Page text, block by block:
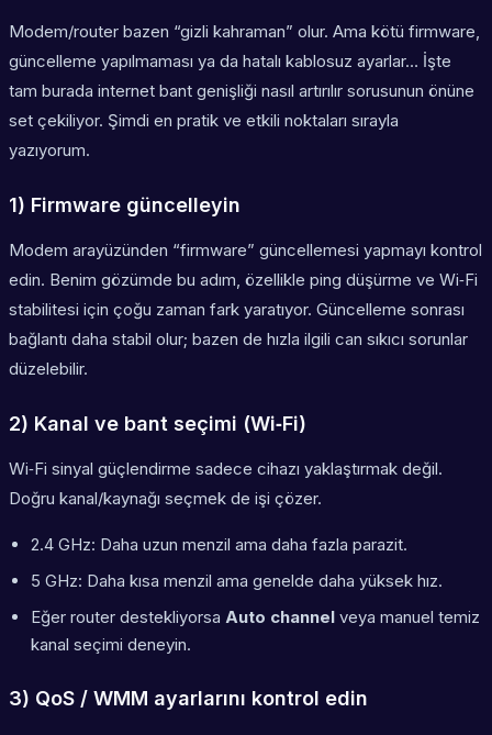
Modem/router bazen “gizli kahraman” olur. Ama kötü firmware,
güncelleme yapılmaması ya da hatalı kablosuz ayarlar… İşte
tam burada internet bant genişliği nasıl artırılır sorusunun önüne
set çekiliyor. Şimdi en pratik ve etkili noktaları sırayla
yazıyorum.
1) Firmware güncelleyin
Modem arayüzünden “firmware” güncellemesi yapmayı kontrol
edin. Benim gözümde bu adım, özellikle ping düşürme ve Wi‑Fi
stabilitesi için çoğu zaman fark yaratıyor. Güncelleme sonrası
bağlantı daha stabil olur; bazen de hızla ilgili can sıkıcı sorunlar
düzelebilir.
2) Kanal ve bant seçimi (Wi‑Fi)
Wi‑Fi sinyal güçlendirme sadece cihazı yaklaştırmak değil.
Doğru kanal/kaynağı seçmek de işi çözer.
2.4 GHz: Daha uzun menzil ama daha fazla parazit.
5 GHz: Daha kısa menzil ama genelde daha yüksek hız.
Eğer router destekliyorsa Auto channel veya manuel temiz
kanal seçimi deneyin.
3) QoS / WMM ayarlarını kontrol edin